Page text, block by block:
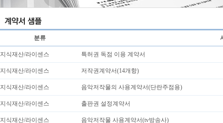
분류
지식재산/라이센스 특허권 독점 이용 계약서
지식재산/라이센스 저작권계약서(14개항)
지식재산/라이센스 음악저작물의 사용계약서(단란주점용)
지식재산/라이센스 출판권 설정계약서
지식재산/라이센스 음악저작물 사용계약서(tv방송사)